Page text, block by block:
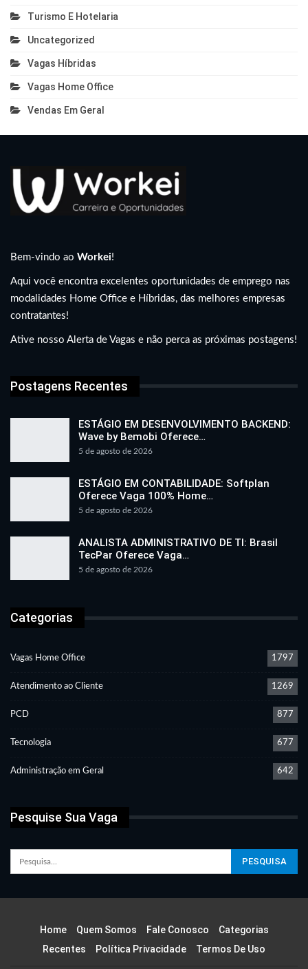
Turismo E Hotelaria
Uncategorized
Vagas Híbridas
Vagas Home Office
Vendas Em Geral
Bem-vindo ao Workei!
Aqui você encontra excelentes oportunidades de emprego nas
modalidades Home Office e Híbridas, das melhores empresas
contratantes!
Ative nosso Alerta de Vagas e não perca as próximas postagens!
Postagens Recentes
ESTÁGIO EM DESENVOLVIMENTO BACKEND:
Wave by Bemobi Oferece…
5 de agosto de 2026
ESTÁGIO EM CONTABILIDADE: Softplan
Oferece Vaga 100% Home…
5 de agosto de 2026
ANALISTA ADMINISTRATIVO DE TI: Brasil
TecPar Oferece Vaga…
5 de agosto de 2026
Categorias
Vagas Home Office 1797
Atendimento ao Cliente 1269
PCD 877
Tecnologia 677
Administração em Geral 642
Pesquise Sua Vaga
Home Quem Somos Fale Conosco
Categorias
Recentes
Política Privacidade Termos De Uso